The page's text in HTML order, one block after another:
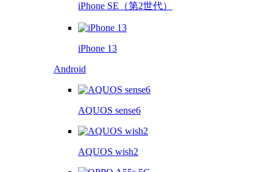
iPhone SE（第2世代）
iPhone 13
Android
AQUOS sense6
AQUOS wish2